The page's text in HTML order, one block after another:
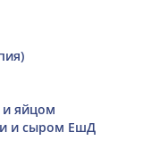
и яйцом
и сыром ЕшД